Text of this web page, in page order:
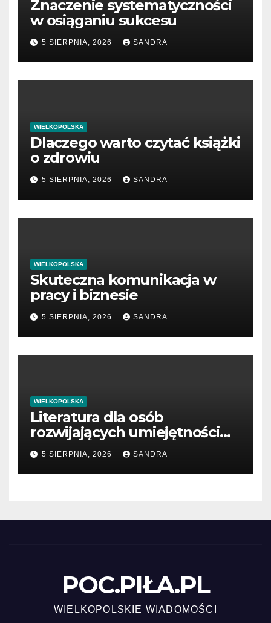
Znaczenie systematyczności
w osiąganiu sukcesu
5 SIERPNIA, 2026 SANDRA
WIELKOPOLSKA
Dlaczego warto czytać książki
o zdrowiu
5 SIERPNIA, 2026 SANDRA
WIELKOPOLSKA
Skuteczna komunikacja w
pracy i biznesie
5 SIERPNIA, 2026 SANDRA
WIELKOPOLSKA
Literatura dla osób
rozwijających umiejętności
interpersonalne
5 SIERPNIA, 2026 SANDRA
POC.PIŁA.PL
WIELKOPOLSKIE WIADOMOŚCI